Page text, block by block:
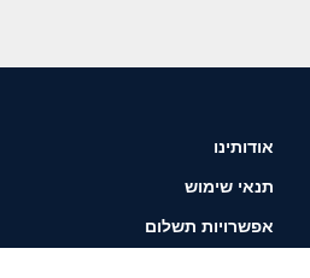
אודותינו
תנאי שימוש
אפשרויות תשלום